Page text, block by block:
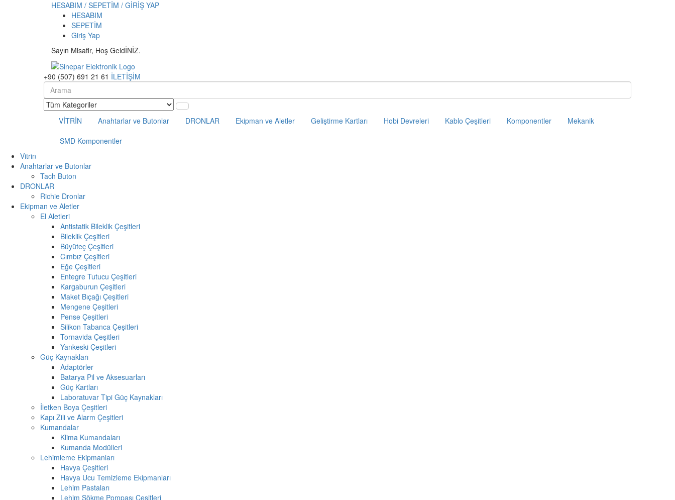
HESABIM / SEPETİM / GİRİŞ YAP
HESABIM
SEPETİM
Giriş Yap
Sayın Misafir, Hoş GeldİNİZ.
+90 (507) 691 21 61 İLETİŞİM
VİTRİN Anahtarlar ve Butonlar DRONLAR Ekipman ve Aletler Geliştirme Kartları Hobi Devreleri Kablo Çeşitleri Komponentler
Mekanik
SMD Komponentler
Vitrin
Anahtarlar ve Butonlar
Tach Buton
DRONLAR
Richie Dronlar
Ekipman ve Aletler
El Aletleri
Antistatik Bileklik Çeşitleri
Bileklik Çeşitleri
Büyüteç Çeşitleri
Cımbız Çeşitleri
Eğe Çeşitleri
Entegre Tutucu Çeşitleri
Kargaburun Çeşitleri
Maket Bıçağı Çeşitleri
Mengene Çeşitleri
Pense Çeşitleri
Silikon Tabanca Çeşitleri
Tornavida Çeşitleri
Yankeski Çeşitleri
Güç Kaynakları
Adaptörler
Batarya Pil ve Aksesuarları
Güç Kartları
Laboratuvar Tipi Güç Kaynakları
İletken Boya Çeşitleri
Kapı Zili ve Alarm Çeşitleri
Kumandalar
Klima Kumandaları
Kumanda Modülleri
Lehimleme Ekipmanları
Havya Çeşitleri
Havya Ucu Temizleme Ekipmanları
Lehim Pastaları
Lehim Sökme Pompası Çeşitleri